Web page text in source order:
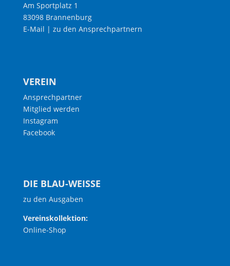
Am Sportplatz 1
83098 Brannenburg
E-Mail | zu den Ansprechpartnern
VEREIN
Ansprechpartner
Mitglied werden
Instagram
Facebook
DIE BLAU-WEISSE
zu den Ausgaben
Vereinskollektion:
Online-Shop